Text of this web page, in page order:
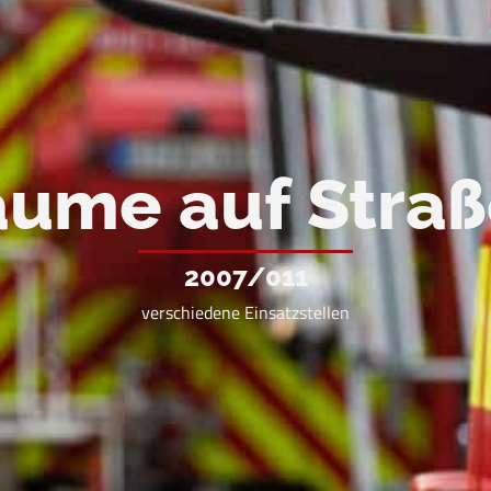
auf
2007/011
verschiedene Einsatzstellen